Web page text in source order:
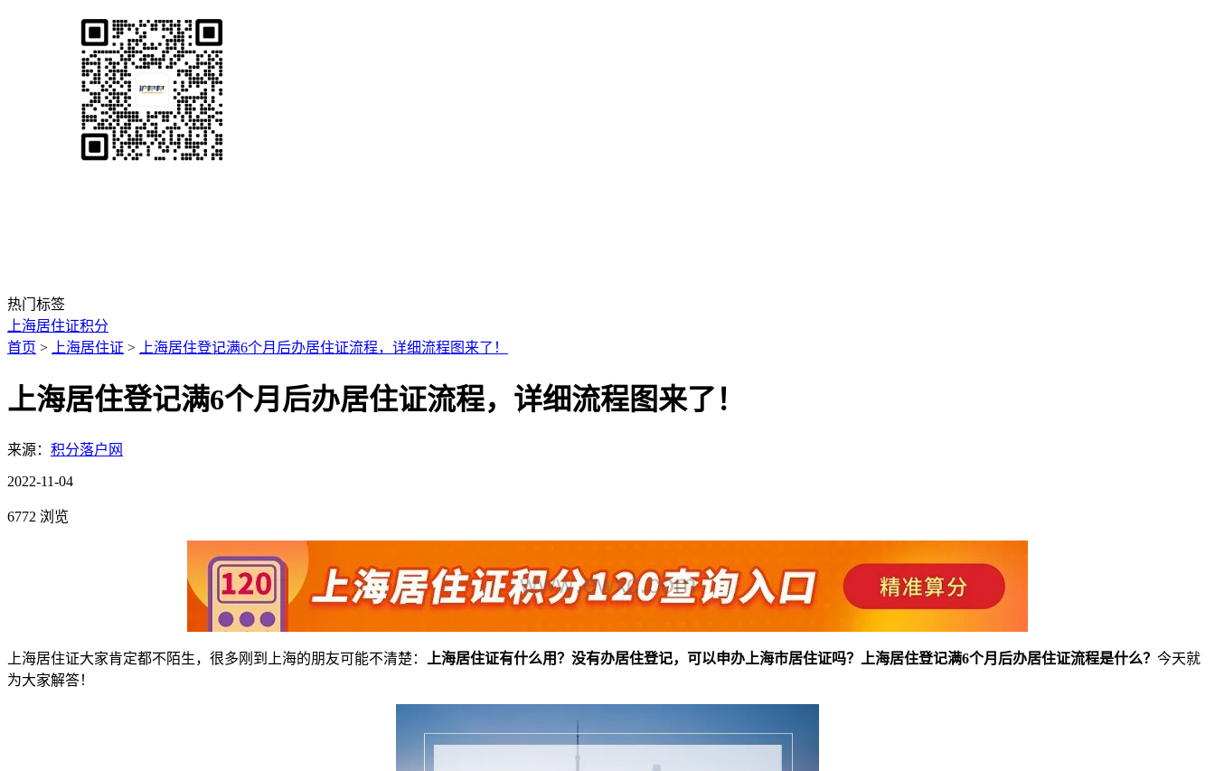
热门标签
上海居住证积分
首页 > 上海居住证 > 上海居住登记满6个月后办居住证流程，详细流程图来了！
上海居住登记满6个月后办居住证流程，详细流程图来了！
来源： 积分落户网
2022-11-04
6772 浏览
上海居住证大家肯定都不陌生，很多刚到上海的朋友可能不清楚： 上海居住证有什么用？没有办居住登记，可以申办上海市居住证吗？上海居住登记满6个月后办居住证流程是什么？ 今天就
为大家解答！